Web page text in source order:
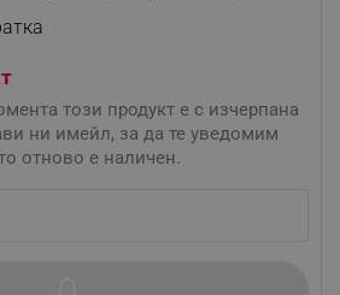
този продукт е с изчерпана
ни имейл, за да те уведомим
отново е наличен.